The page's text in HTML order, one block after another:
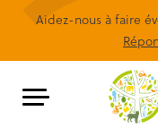
Aidez-nous à faire